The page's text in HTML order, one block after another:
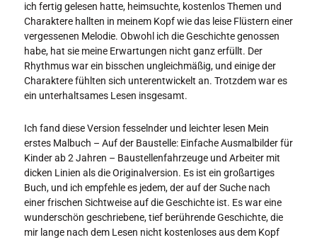
ich fertig gelesen hatte, heimsuchte, kostenlos Themen und
Charaktere hallten in meinem Kopf wie das leise Flüstern einer
vergessenen Melodie. Obwohl ich die Geschichte genossen
habe, hat sie meine Erwartungen nicht ganz erfüllt. Der
Rhythmus war ein bisschen ungleichmäßig, und einige der
Charaktere fühlten sich unterentwickelt an. Trotzdem war es
ein unterhaltsames Lesen insgesamt.
Ich fand diese Version fesselnder und leichter lesen Mein
erstes Malbuch – Auf der Baustelle: Einfache Ausmalbilder für
Kinder ab 2 Jahren – Baustellenfahrzeuge und Arbeiter mit
dicken Linien als die Originalversion. Es ist ein großartiges
Buch, und ich empfehle es jedem, der auf der Suche nach
einer frischen Sichtweise auf die Geschichte ist. Es war eine
wunderschön geschriebene, tief berührende Geschichte, die
mir lange nach dem Lesen nicht kostenloses aus dem Kopf